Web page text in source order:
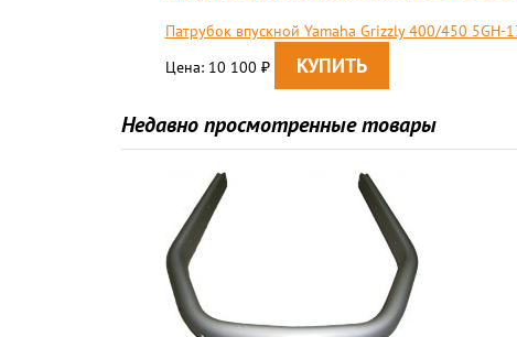
Патрубок впускной Yamaha Grizzly 400/450
Цена: 10 100 ₽
Недавно просмотренные товары